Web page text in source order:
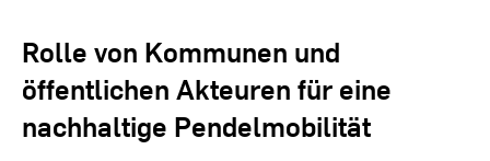
Rolle von Kommunen und
öffentlichen Akteuren für eine
nachhaltige Pendelmobilität